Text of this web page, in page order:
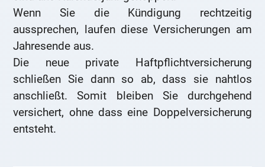
Wenn Sie die Kündigung rechtzeitig
aussprechen, laufen diese Versicherungen am
Jahresende aus.
Die neue private Haftpflichtversicherung
schließen Sie dann so ab, dass sie nahtlos
anschließt. Somit bleiben Sie durchgehend
versichert, ohne dass eine Doppelversicherung
entsteht.